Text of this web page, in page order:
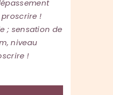
!
; sensation de
niveau
!